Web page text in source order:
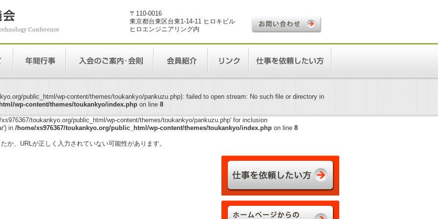
〒110-0016
東京都台東区台東1-14-11 ヒロキビル
ヒロエンジニアリング内
public_html/wp-content/themes/toukankyo/pankuzu.php): failed to open stream: No such file or directory in
wp-content/themes/toukankyo/index.phpon line8
toukankyo.org/public_html/wp-content/themes/toukankyo/pankuzu.php' for inclusion
in /home/xs976367/toukankyo.org/public_html/wp-content/themes/toukankyo/index.phpon line 8
か、URLが正しく入力されていない可能性があります。